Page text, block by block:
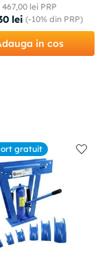
467,00 lei PRP
lei (-10%din PRP)
in cos
gratuit